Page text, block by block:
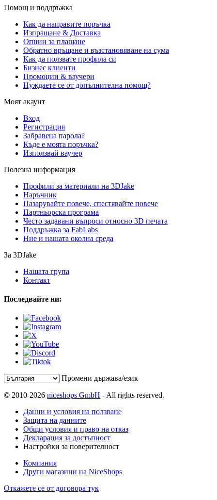
Помощ и поддръжка
Как да направите поръчка
Изпращане & Доставка
Опции за плащане
Обратно връщане и възстановяване на сума
Как да ползвате профила си
Бизнес клиенти
Промоции & ваучери
Нуждаете се от допълнителна помощ?
Моят акаунт
Вход
Регистрация
Забравена парола?
Къде е моята поръчка?
Използвай ваучер
Полезна информация
Профили за материали на 3DJake
Наръчник
Пазарувайте повече, спестявайте повече
Партньорска програма
Често задавани въпроси относно 3D печата
Поддръжка за FabLabs
Ние и нашата околна среда
За 3DJake
Нашата група
Контакт
Последвайте ни:
Промени държава/език
© 2010-2026 niceshops GmbH - All rights reserved.
Данни и условия на ползване
Защита на данните
Общи условия и право на отказ
Декларация за достъпност
Настройки за поверителност
Компания
Други магазини на NiceShops
Откажете се от договора тук